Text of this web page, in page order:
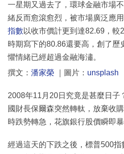
區
一星期又過去了，環球金融市場
緒反而愈滾愈烈，被市場廣泛應
指數 以收市價計更到達82.69，
時期寫下的80.86還要高，創了歷
懼情緒已經超過金融海潚。
撰文： 潘家榮 ｜圖片： unsplash
2008年11月20日究竟是甚麼日子
國財長保爾森突然轉軚，放棄收
時跌勢轉急，花旗銀行股價瞬即暴
經過這天的下跌之後，標普500